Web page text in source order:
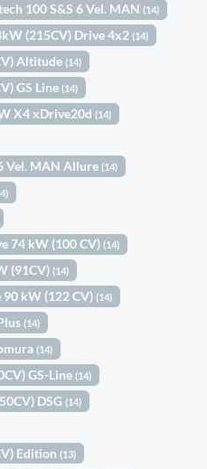
100 S&S 6 Vel. MAN(14)
(215CV) Drive 4x2(14)
Altitude(14)
GS Line(14)
X4 xDrive20d(14)
Vel. MAN Allure(14)
74 kW (100 CV)(14)
(91CV)(14)
90 kW (122 CV)(14)
(14)
(14)
GS-Line(14)
DSG(14)
Edition(13)